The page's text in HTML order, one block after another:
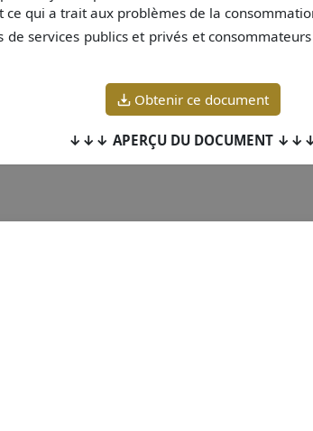
qui a trait aux problèmes de la
services publics et privés et
Obtenir ce document
↓↓↓ APERÇU DU DOCUMENT